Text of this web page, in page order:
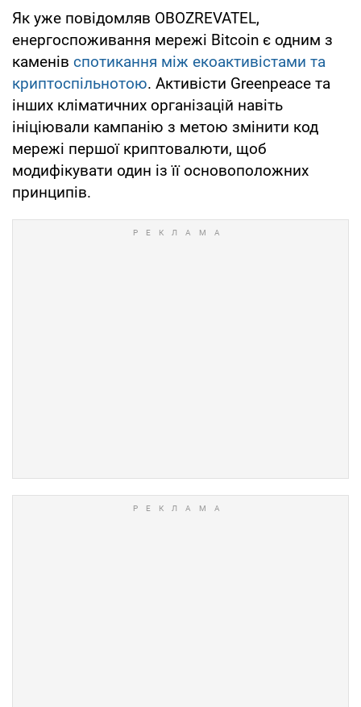
Як уже повідомляв OBOZREVATEL,
енергоспоживання мережі Bitcoin є одним з
каменів спотикання між екоактивістами та
криптоспільнотою. Активісти Greenpeace та
інших кліматичних організацій навіть
ініціювали кампанію з метою змінити код
мережі першої криптовалюти, щоб
модифікувати один із її основоположних
принципів.